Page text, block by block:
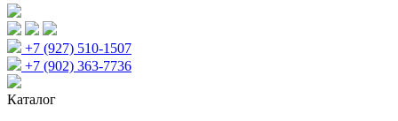
+7 (927) 510-1507
+7 (902) 363-7736
Каталог